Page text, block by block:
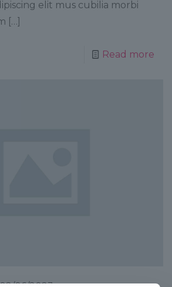
elit mus cubilia morbi
[…]
Read more